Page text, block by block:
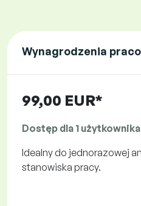
Wynagrodzenia
99,00 EUR*
Dostęp dla 1 użytkownika
Idealny do jednorazowej
stanowiska pracy.